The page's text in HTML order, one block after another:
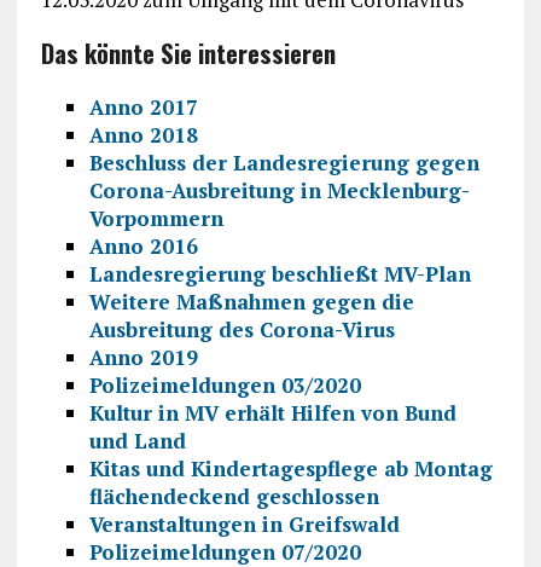
Das könnte Sie interessieren
Anno 2017
Anno 2018
Beschluss der Landesregierung gegen
Corona-Ausbreitung in Mecklenburg-
Vorpommern
Anno 2016
Landesregierung beschließt MV-Plan
Weitere Maßnahmen gegen die
Ausbreitung des Corona-Virus
Anno 2019
Polizeimeldungen 03/2020
Kultur in MV erhält Hilfen von Bund
und Land
Kitas und Kindertagespflege ab Montag
flächendeckend geschlossen
Veranstaltungen in Greifswald
Polizeimeldungen 07/2020